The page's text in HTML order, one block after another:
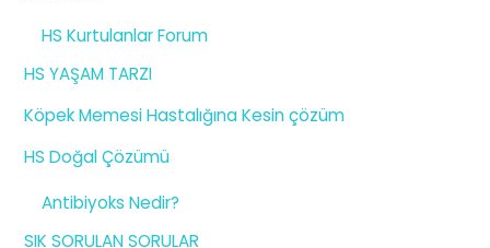
HS Kurtulanlar Forum
HS YAŞAM TARZI
Köpek Memesi Hastalığına Kesin çözüm
HS Doğal Çözümü
Antibiyoks Nedir?
SIK SORULAN SORULAR